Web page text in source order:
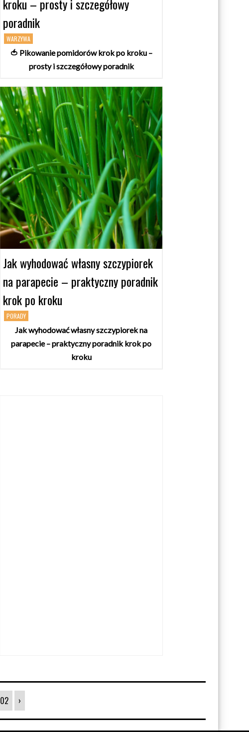
kroku – prosty i szczegółowy
poradnik
WARZYWA
🍅 Pikowanie pomidorów krok po kroku –
prosty i szczegółowy poradnik
Jak wyhodować własny szczypiorek
na parapecie – praktyczny poradnik
krok po kroku
PORADY
Jak wyhodować własny szczypiorek na
parapecie – praktyczny poradnik krok po
kroku
102 ›